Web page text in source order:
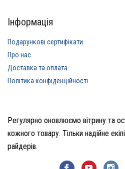
Інформація
Подарункові сертифікати
Про нас
Доставка та оплата
Політика конфіденційності
Регулярно оновлюємо вітрину та
кожного товару. Тільки надійне
райдерів.